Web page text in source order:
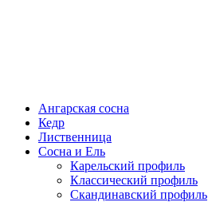
Ангарская сосна
Кедр
Лиственница
Сосна и Ель
Карельский профиль
Классический профиль
Скандинавский профиль